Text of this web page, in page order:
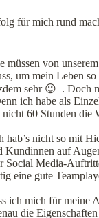
für mich rund
müssen von
um mein Leben
sehr 😉 . Doch
ich habe als
60 Stunden die
nicht so mit
auf
Social Media-
eine gute
ich mich für meine
die